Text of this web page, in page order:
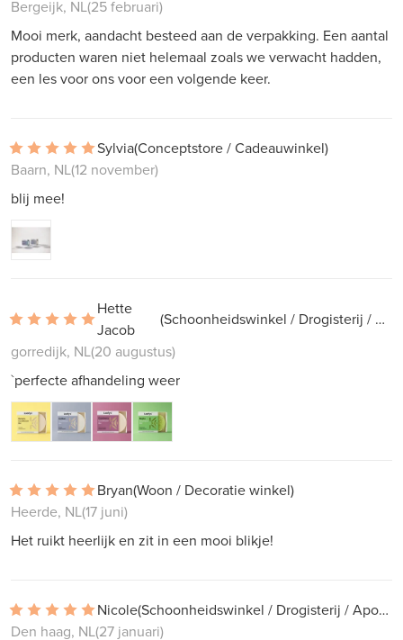
Bergeijk, NL(25 februari)
Mooi merk, aandacht besteed aan de verpakking. Een aantal
producten waren niet helemaal zoals we verwacht hadden,
een les voor ons voor een volgende keer.
Sylvia(Conceptstore / Cadeauwinkel)
Baarn, NL(12 november)
blij mee!
Hette
Jacob
(Schoonheidswinkel / Drogisterij / Apotheek)
gorredijk, NL(20 augustus)
`perfecte afhandeling weer
Bryan(Woon / Decoratie winkel)
Heerde, NL(17 juni)
Het ruikt heerlijk en zit in een mooi blikje!
Nicole
(Schoonheidswinkel / Drogisterij / Apotheek)
Den haag, NL(27 januari)